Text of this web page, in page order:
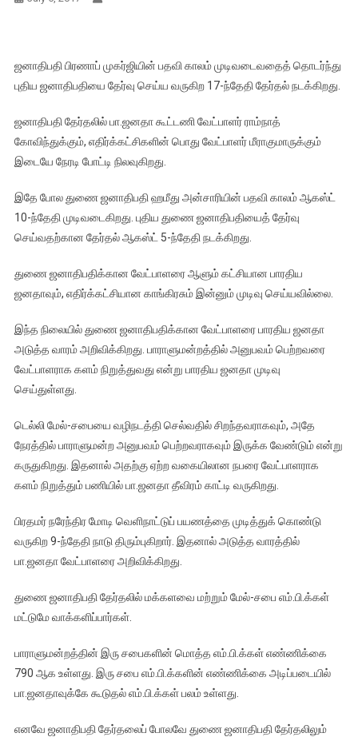
ஜனாதிபதி பிரணாப் முகர்ஜியின் பதவி காலம் முடிவடைவதைத் தொடர்ந்து
புதிய ஜனாதிபதியை தேர்வு செய்ய வருகிற 17-ந்தேதி தேர்தல் நடக்கிறது.
ஜனாதிபதி தேர்தலில் பா.ஜனதா கூட்டணி வேட்பாளர் ராம்நாத்
கோவிந்துக்கும், எதிர்க்கட்சிகளின் பொது வேட்பாளர் மீராகுமாருக்கும்
இடையே நேரடி போட்டி நிலவுகிறது.
இதே போல துணை ஜனாதிபதி ஹமீது அன்சாரியின் பதவி காலம் ஆகஸ்ட்
10-ந்தேதி முடிவடைகிறது. புதிய துணை ஜனாதிபதியைத் தேர்வு
செய்வதற்கான தேர்தல் ஆகஸ்ட் 5-ந்தேதி நடக்கிறது.
துணை ஜனாதிபதிக்கான வேட்பாளரை ஆளும் கட்சியான பாரதிய
ஜனதாவும், எதிர்க்கட்சியான காங்கிரசும் இன்னும் முடிவு செய்யவில்லை.
இந்த நிலையில் துணை ஜனாதிபதிக்கான வேட்பாளரை பாரதிய ஜனதா
அடுத்த வாரம் அறிவிக்கிறது. பாராளுமன்றத்தில் அனுபவம் பெற்றவரை
வேட்பாளராக களம் நிறுத்துவது என்று பாரதிய ஜனதா முடிவு
செய்துள்ளது.
டெல்லி மேல்-சபையை வழிநடத்தி செல்வதில் சிறந்தவராகவும், அதே
நேரத்தில் பாராளுமன்ற அனுபவம் பெற்றவராகவும் இருக்க வேண்டும் என்று
கருதுகிறது. இதனால் அதற்கு ஏற்ற வகையிலான நபரை வேட்பாளராக
களம் நிறுத்தும் பணியில் பா.ஜனதா தீவிரம் காட்டி வருகிறது.
பிரதமர் நரேந்திர மோடி வெளிநாட்டுப் பயணத்தை முடித்துக் கொண்டு
வருகிற 9-ந்தேதி நாடு திரும்புகிறார். இதனால் அடுத்த வாரத்தில்
பா.ஜனதா வேட்பாளரை அறிவிக்கிறது.
துணை ஜனாதிபதி தேர்தலில் மக்களவை மற்றும் மேல்-சபை எம்.பி.க்கள்
மட்டுமே வாக்களிப்பார்கள்.
பாராளுமன்றத்தின் இரு சபைகளின் மொத்த எம்.பி.க்கள் எண்ணிக்கை
790 ஆக உள்ளது. இரு சபை எம்.பி.க்களின் எண்ணிக்கை அடிப்படையில்
பா.ஜனதாவுக்கே கூடுதல் எம்.பி.க்கள் பலம் உள்ளது.
எனவே ஜனாதிபதி தேர்தலைப் போலவே துணை ஜனாதிபதி தேர்தலிலும்